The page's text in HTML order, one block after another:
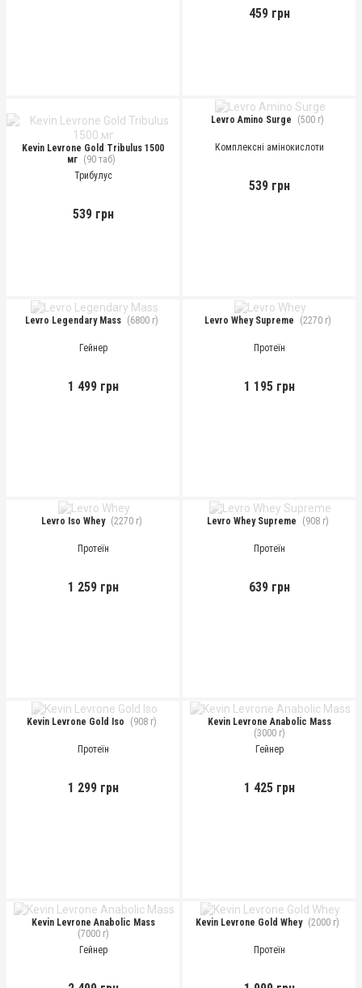
459 грн
Kevin Levrone Gold Tribulus 1500
мг (90 таб)
Трибулус
539 грн
Levro Amino Surge (500 г)
Комплексні амінокислоти
539 грн
Levro Legendary Mass (6800 г)
Гейнер
1 499 грн
Levro Whey Supreme (2270 г)
Протеїн
1 195 грн
Levro Iso Whey (2270 г)
Протеїн
1 259 грн
Levro Whey Supreme (908 г)
Протеїн
639 грн
Kevin Levrone Gold Iso (908 г)
Протеїн
1 299 грн
Kevin Levrone Anabolic Mass
(3000 г)
Гейнер
1 425 грн
Kevin Levrone Anabolic Mass
(7000 г)
Гейнер
Kevin Levrone Gold Whey (2000 г)
Протеїн